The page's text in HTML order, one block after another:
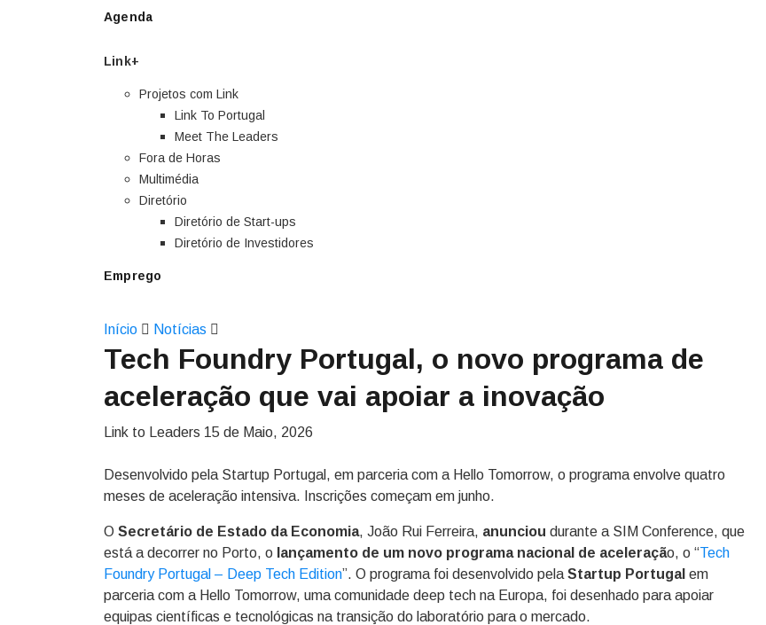
Agenda
Link+
Projetos com Link
Link To Portugal
Meet The Leaders
Fora de Horas
Multimédia
Diretório
Diretório de Start-ups
Diretório de Investidores
Emprego
Início Notícias
Tech Foundry Portugal, o novo programa de
aceleração que vai apoiar a inovação
Link to Leaders 15 de Maio, 2026
Desenvolvido pela Startup Portugal, em parceria com a Hello Tomorrow, o programa envolve quatro
meses de aceleração intensiva. Inscrições começam em junho.
O Secretário de Estado da Economia, João Rui Ferreira, anunciou durante a SIM Conference, que
está a decorrer no Porto, o lançamento de um novo programa nacional de aceleração, o “Tech
Foundry Portugal – Deep Tech Edition”. O programa foi desenvolvido pela Startup Portugal em
parceria com a Hello Tomorrow, uma comunidade deep tech na Europa, foi desenhado para apoiar
equipas científicas e tecnológicas na transição do laboratório para o mercado.